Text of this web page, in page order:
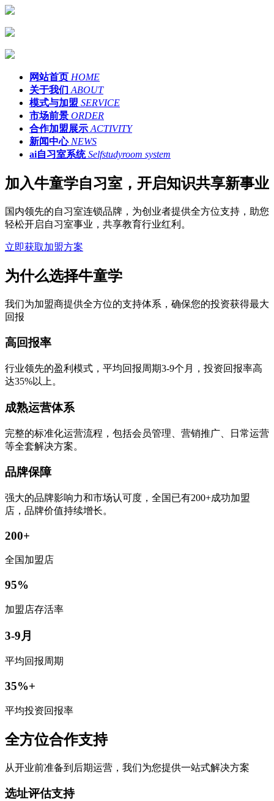
网站首页 HOME
关于我们 ABOUT
模式与加盟 SERVICE
市场前景 ORDER
合作加盟展示 ACTIVITY
新闻中心 NEWS
ai自习室系统 Selfstudyroom system
加入牛童学自习室，开启知识共享新事业
国内领先的自习室连锁品牌，为创业者提供全方位支持，助您
轻松开启自习室事业，共享教育行业红利。
立即获取加盟方案
为什么选择牛童学
我们为加盟商提供全方位的支持体系，确保您的投资获得最大
回报
高回报率
行业领先的盈利模式，平均回报周期3-9个月，投资回报率高
达35%以上。
成熟运营体系
完整的标准化运营流程，包括会员管理、营销推广、日常运营
等全套解决方案。
品牌保障
强大的品牌影响力和市场认可度，全国已有200+成功加盟
店，品牌价值持续增长。
200+
全国加盟店
95%
加盟店存活率
3-9月
平均回报周期
35%+
平均投资回报率
全方位合作支持
从开业前准备到后期运营，我们为您提供一站式解决方案
选址评估支持